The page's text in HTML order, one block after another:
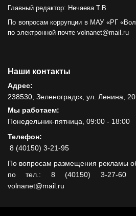
Главный редактор: Нечаева Т.В.
По вопросам коррупции в МАУ «РГ
по электронной почте volnanet@mail.ru
Наши контакты
Адрес:
238530, Зеленоградск, ул. Ленина, 20
Мы работаем:
Понедельник-пятница, 09:00 - 18:00
Телефон:
8 (40150) 3-21-95
По вопросам размещения рекламы
по тел.: 8 (40150) 3-27-60 и
volnanet@mail.ru